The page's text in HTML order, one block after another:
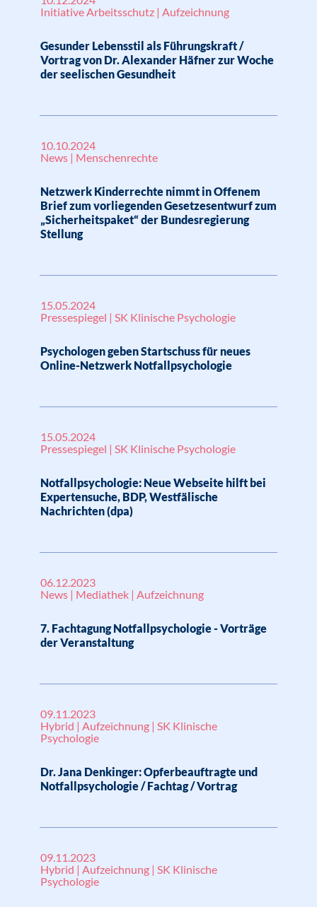
Initiative Arbeitsschutz | Aufzeichnung
Gesunder Lebensstil als Führungskraft /
Vortrag von Dr. Alexander Häfner zur Woche
der seelischen Gesundheit
10.10.2024
News | Menschenrechte
Netzwerk Kinderrechte nimmt in Offenem
Brief zum vorliegenden Gesetzesentwurf zum
„Sicherheitspaket“ der Bundesregierung
Stellung
15.05.2024
Pressespiegel | SK Klinische Psychologie
Psychologen geben Startschuss für neues
Online-Netzwerk Notfallpsychologie
15.05.2024
Pressespiegel | SK Klinische Psychologie
Notfallpsychologie: Neue Webseite hilft bei
Expertensuche, BDP, Westfälische
Nachrichten (dpa)
06.12.2023
News | Mediathek | Aufzeichnung
7. Fachtagung Notfallpsychologie - Vorträge
der Veranstaltung
09.11.2023
Hybrid | Aufzeichnung | SK Klinische
Psychologie
Dr. Jana Denkinger: Opferbeauftragte und
Notfallpsychologie / Fachtag / Vortrag
09.11.2023
Hybrid | Aufzeichnung | SK Klinische
Psychologie